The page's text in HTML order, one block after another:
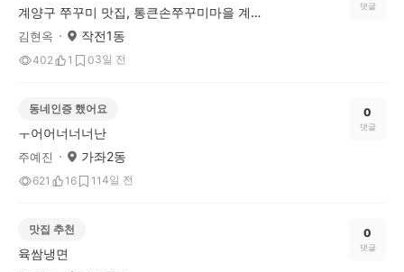
계양구 쭈꾸미 맛집, 통큰손쭈꾸미마을 계산본점 다녀왔어요!
김현옥 작전1동
402 1 03일 전
댓글
동네인증 했어요
ㅜ어어너너너난
주예진 가좌2동
621 16 114일 전
0
댓글
맛집 추천
육쌈냉면
0
댓글